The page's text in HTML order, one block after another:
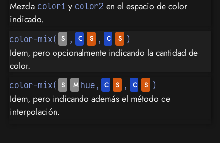
Mezcla color1 y color2 en el espacio de color
indicado.
color-mix( , , )
Idem, pero opcionalmente indicando la cantidad de
color.
color-mix( hue, , )
Idem, pero indicando además el método de
interpolación.